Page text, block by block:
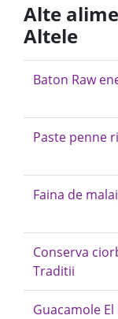
Alte
Altele
Baton Raw
Paste penne
Faina de
Conserva
Traditii
Guacamole